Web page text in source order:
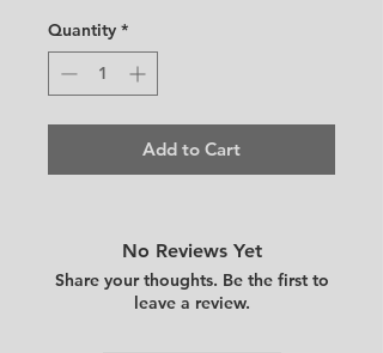
Quantity *
Add to Cart
No Reviews Yet
Share your thoughts. Be the first to
leave a review.